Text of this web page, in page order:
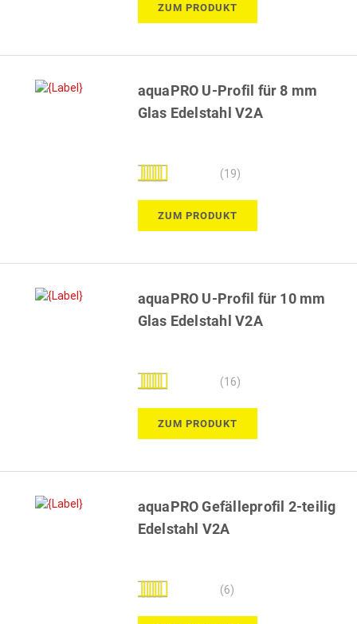
ZUM PRODUKT
aquaPRO U-Profil für 8 mm
Glas Edelstahl V2A
Bewertung: (19)
ZUM PRODUKT
aquaPRO U-Profil für 10 mm
Glas Edelstahl V2A
Bewertung: (16)
ZUM PRODUKT
aquaPRO Gefälleprofil 2-teilig
Edelstahl V2A
Bewertung: (6)